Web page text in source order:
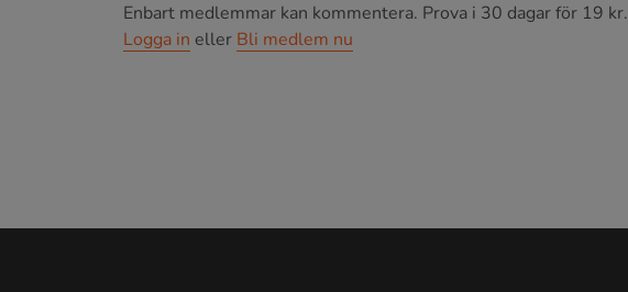
Enbart medlemmar kan kommentera. Prova i 30 dagar för 19 kr.
Logga in eller Bli medlem nu